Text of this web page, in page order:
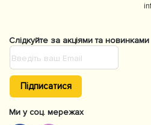
Слідкуйте за акціями та новинками
Підписатися
Ми у соц. мережах